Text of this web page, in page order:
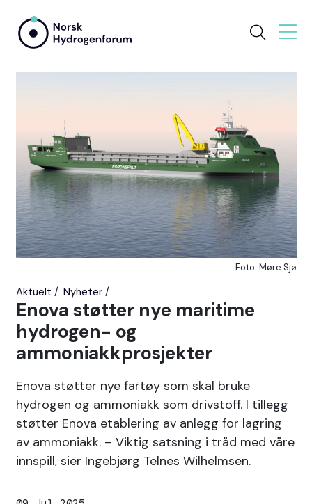
Foto: Møre Sjø
Aktuelt Nyheter
Enova støtter nye maritime
hydrogen- og
ammoniakkprosjekter
Enova støtter nye fartøy som skal bruke
hydrogen og ammoniakk som drivstoff. I tillegg
støtter Enova etablering av anlegg for lagring
av ammoniakk. – Viktig satsning i tråd med våre
innspill, sier Ingebjørg Telnes Wilhelmsen.